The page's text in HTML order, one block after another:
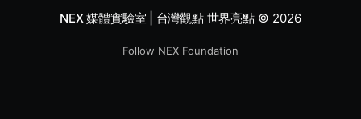
NEX 媒體實驗室 | 台灣觀點 世界亮點© 2026
Follow NEX Foundation